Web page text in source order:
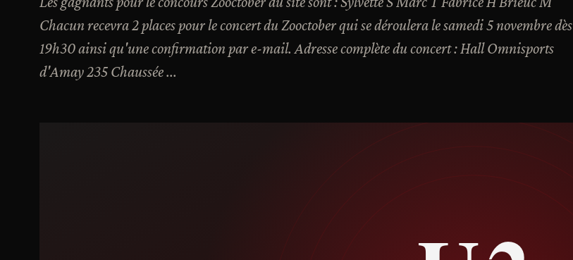
Chacun recevra 2 places pour le concert du Zooctober qui se déroulera le samedi 5 novembre dès
19h30 ainsi qu'une confirmation par e-mail. Adresse complète du concert : Hall Omnisports
d'Amay 235 Chaussée ...